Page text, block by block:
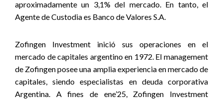
aproximadamente un 3,1% del mercado. En tanto, el
Agente de Custodia es Banco de Valores S.A.
Zofingen Investment inició sus operaciones en el
mercado de capitales argentino en 1972. El management
de Zofingen posee una amplia experiencia en mercado de
capitales, siendo especialistas en deuda corporativa
Argentina. A fines de ene’25, Zofingen Investment